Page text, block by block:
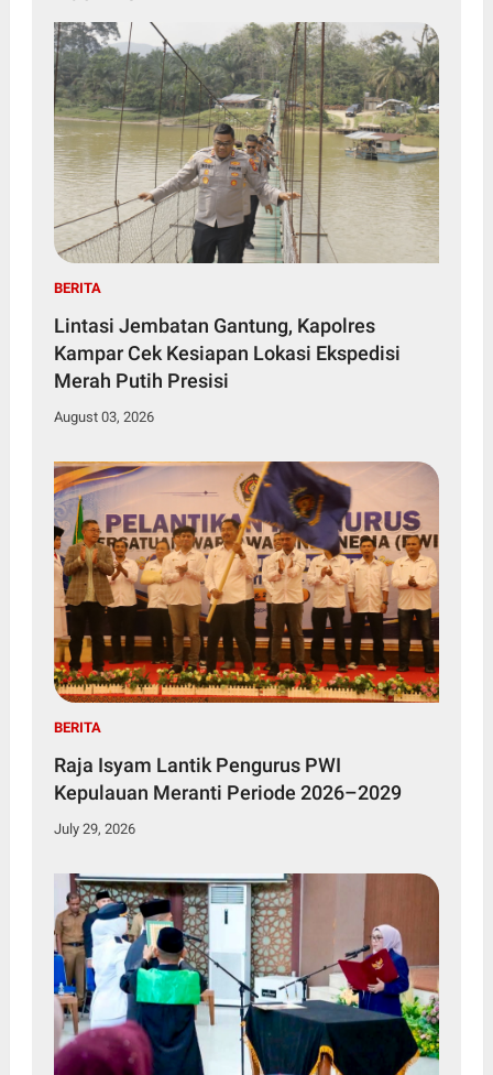
BERITA
Lintasi Jembatan Gantung, Kapolres
Kampar Cek Kesiapan Lokasi Ekspedisi
Merah Putih Presisi
August 03, 2026
BERITA
Raja Isyam Lantik Pengurus PWI
Kepulauan Meranti Periode 2026–2029
July 29, 2026